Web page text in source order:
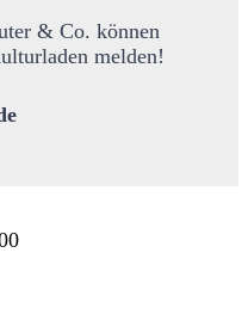
& Co. können
melden!